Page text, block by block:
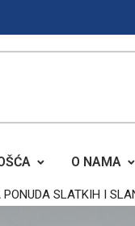
O NAMA
SLATKIH I